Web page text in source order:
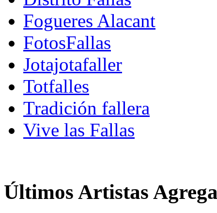
Fogueres Alacant
FotosFallas
Jotajotafaller
Totfalles
Tradición fallera
Vive las Fallas
Últimos Artistas